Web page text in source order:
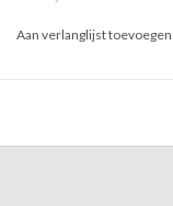
Aan verlanglijst toevoegen